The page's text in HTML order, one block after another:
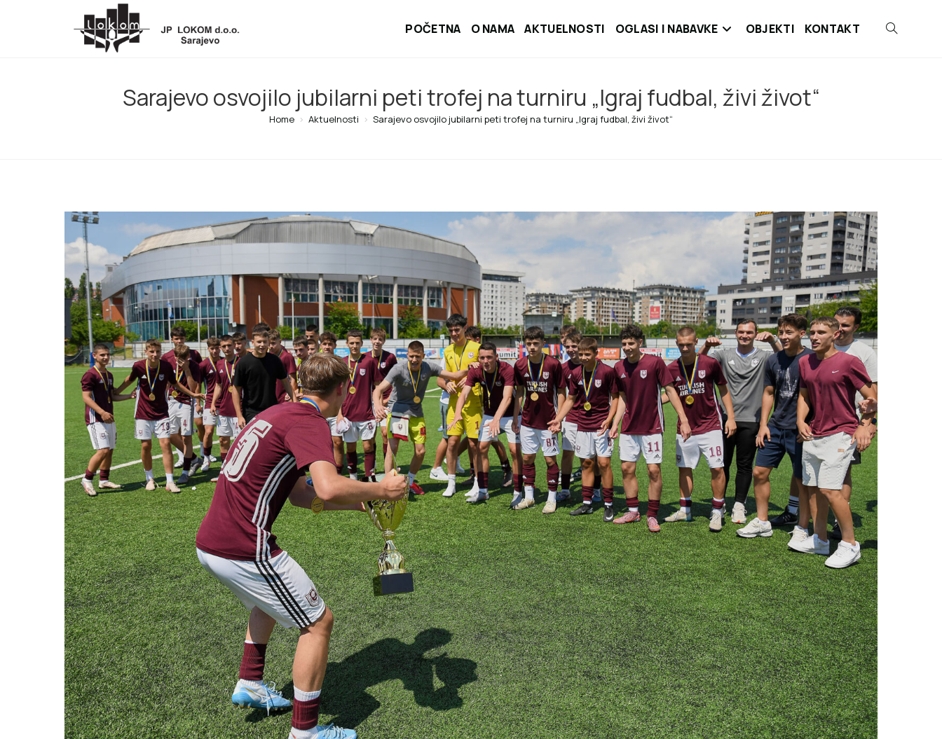
POČETNA O NAMA AKTUELNOSTI OGLASI I NABAVKE OBJEKTI KONTAKT
Sarajevo osvojilo jubilarni peti trofej na turniru „Igraj fudbal, živi život“
Home > Aktuelnosti > Sarajevo osvojilo jubilarni peti trofej na turniru „Igraj fudbal, živi život“